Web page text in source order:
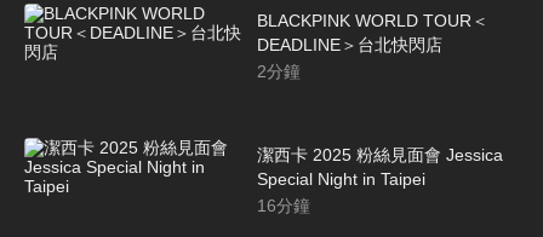
BLACKPINK WORLD TOUR＜
DEADLINE＞台北快閃店
2分鐘
潔西卡 2025 粉絲見面會 Jessica
Special Night in Taipei
16分鐘